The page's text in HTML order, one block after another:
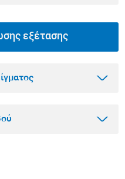
εξέτασης